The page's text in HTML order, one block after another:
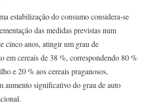
estabilização do consumo considera-se
das medidas previstas num
cinco anos, atingir um grau de
em cereais de 38 %, correspondendo 80 %
e 20 % aos cereais praganosos,
aumento significativo do grau de auto